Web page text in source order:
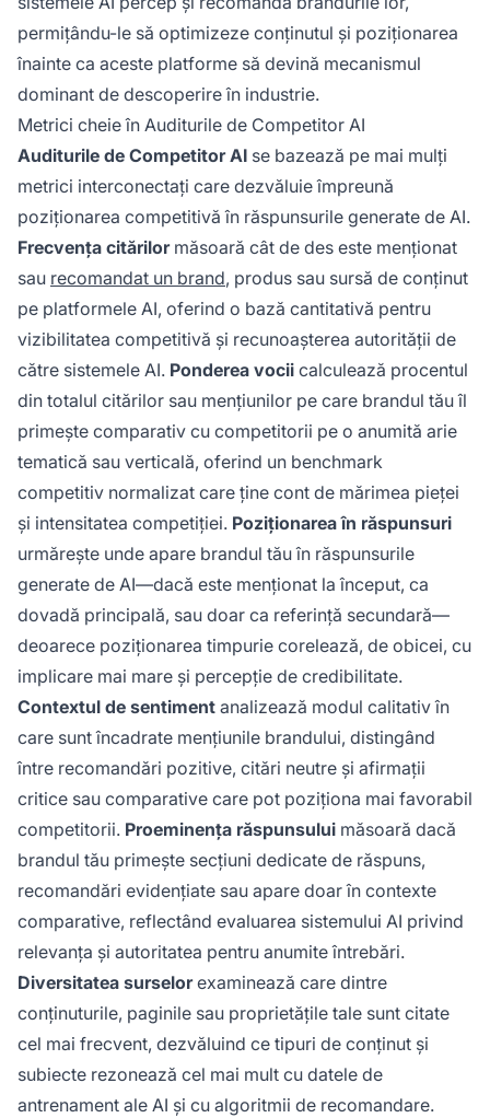
permițându-le să optimizeze conținutul și poziționarea
înainte ca aceste platforme să devină mecanismul
dominant de descoperire în industrie.
Metrici cheie în Auditurile de Competitor AI
Auditurile de Competitor AI se bazează pe mai mulți
metrici interconectați care dezvăluie împreună
poziționarea competitivă în răspunsurile generate de AI.
Frecvența citărilormăsoară cât de des este menționat
sau recomandat un brand, produs sau sursă de conținut
pe platformele AI, oferind o bază cantitativă pentru
vizibilitatea competitivă și recunoașterea autorității de
către sistemele AI. Ponderea vocii calculează procentul
din totalul citărilor sau mențiunilor pe care brandul tău îl
primește comparativ cu competitorii pe o anumită arie
tematică sau verticală, oferind un benchmark
competitiv normalizat care ține cont de mărimea pieței
și intensitatea competiției. Poziționarea în răspunsuri
urmărește unde apare brandul tău în răspunsurile
generate de AI—dacă este menționat la început, ca
dovadă principală, sau doar ca referință secundară—
deoarece poziționarea timpurie corelează, de obicei, cu
implicare mai mare și percepție de credibilitate.
Contextul de sentiment analizează modul calitativ în
care sunt încadrate mențiunile brandului, distingând
între recomandări pozitive, citări neutre și afirmații
critice sau comparative care pot poziționa mai favorabil
competitorii. Proeminența răspunsului măsoară dacă
brandul tău primește secțiuni dedicate de răspuns,
recomandări evidențiate sau apare doar în contexte
comparative, reflectând evaluarea sistemului AI privind
relevanța și autoritatea pentru anumite întrebări.
Diversitatea surselorexaminează care dintre
conținuturile, paginile sau proprietățile tale sunt citate
cel mai frecvent, dezvăluind ce tipuri de conținut și
subiecte rezonează cel mai mult cu datele de
antrenament ale AI și cu algoritmii de recomandare.